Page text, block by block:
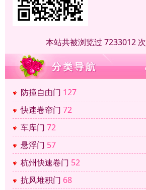
本站共被浏览过 7233012 次
防撞自由门 127
快速卷帘门 72
车库门 72
悬浮门 57
杭州快速卷门 52
抗风堆积门 68